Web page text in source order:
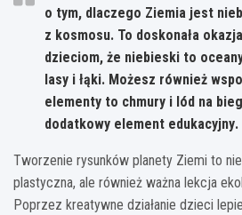
o tym, dlaczego Ziemia jest
z kosmosu. To doskonała
dzieciom, że niebieski to
lasy i łąki. Możesz również
elementy to chmury i lód na
dodatkowy element edukacyjny.
Tworzenie rysunków planety Ziemi to
plastyczna, ale również ważna lekcja
Poprzez kreatywne działanie dzieci